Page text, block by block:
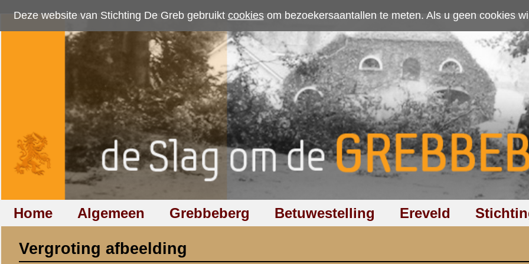
Deze website van Stichting De Greb gebruikt cookies om bezoekersaantallen te meten. Als u geen cookies wilt toestaan kunt u hier klikken Accepteer cookies
Home Algemeen Grebbeberg Betuwestelling Ereveld Stichting Discussiegroep Zoeken
Vergroting afbeelding